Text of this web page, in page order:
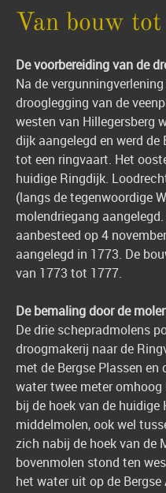
Van bouw tot
De voorbereiding van de
Na de
drooglegging van de
westen van Hillegersberg
dijk aangelegd en werd
tot een ringvaart. Het
huidige Ringdijk.
(langs de tegenwoordige
molendriegang
aanbesteed op 4
aangelegd in 1773. De
van 1773 tot 1777.
De bemaling door de
De drie schepradmolens
droogmakerij naar de
met de Bergse Plassen
water twee meter
bij de hoek van de huidige
middelmolen, ook wel
zich nabij de hoek van de
bovenmolen stond ten
het water uit op de